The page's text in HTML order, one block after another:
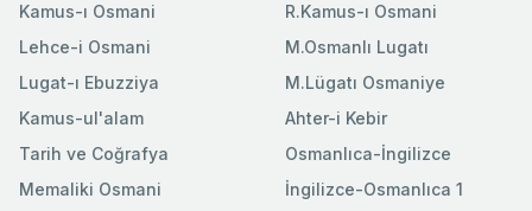
Kamus-ı Osmani
Lehce-i Osmani
Lugat-ı Ebuzziya
R.Kamus-ı Osmani
M.Osmanlı Lugatı
M.Lügatı Osmaniye
Kamus-ul'alam
Tarih ve Coğrafya
Memaliki Osmani
Ahter-i Kebir
Osmanlıca-İngilizce
İngilizce-Osmanlıca 1